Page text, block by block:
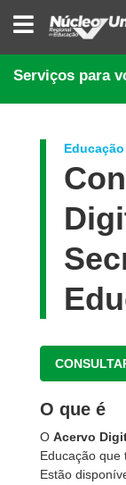
NÚCLEO
REGIONAL
EDUCAÇÃO
DE
UMUARAMA
Serviços para
Educação
O que é
O Acervo
Educação que
Estão